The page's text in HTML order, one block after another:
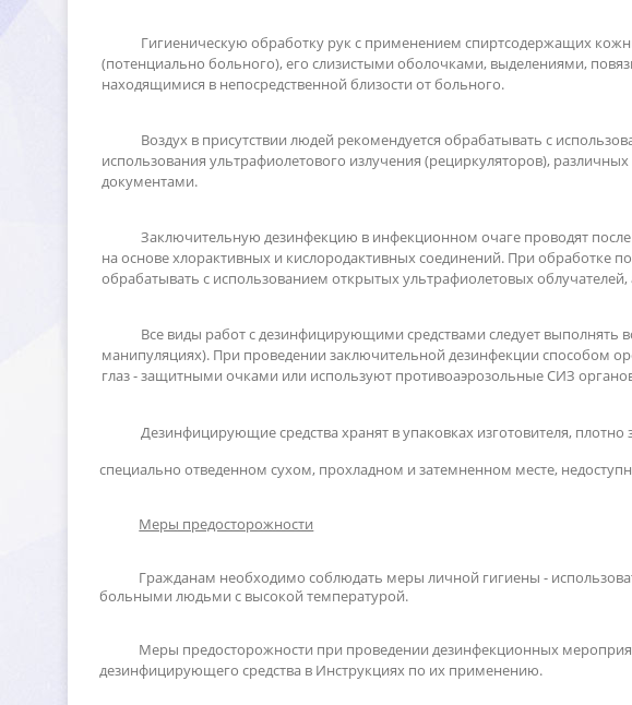
Гигиеническую обработку рук с применением спиртсодержащих
(потенциально больного), его слизистыми оболочками, выделениями,
находящимися в непосредственной близости от больного.
оздух в присутствии людей рекомендуется обрабатывать с
использования ультрафиолетового излучения (рециркуляторов),
документами.
Заключительную дезинфекцию в инфекционном очаге проводят
на основе хлорактивных и кислородактивных соединений. При обработке
обрабатывать с использованием открытых ультрафиолетовых
се виды работ с дезинфицирующими средствами следует выполнять
манипуляциях). При проведении заключительной дезинфекции способом
лаз - защитными очками или используют противоаэрозольные СИЗ
Дезинфицирующие средства хранят в упаковках изготовителя,
специально отведенном сухом, прохладном и затемненном месте,
Меры предосторожности
Гражданам необходимо соблюдать меры личной гигиены -
ольными людьми с высокой температурой.
Меры предосторожности при проведении дезинфекционных
дезинфицирующего средства в Инструкциях по их применению.